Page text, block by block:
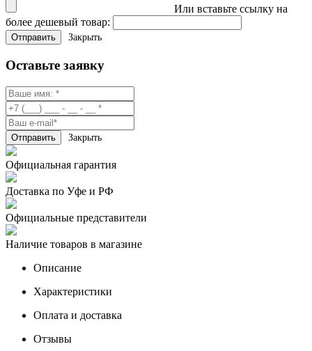
Или вставьте ссылку на
более дешевый товар:
Закрыть
Оставьте заявку
Закрыть
Официальная гарантия
Доставка по Уфе и РФ
Официальные представители
Наличие товаров в магазине
Описание
Характеристики
Оплата и доставка
Отзывы